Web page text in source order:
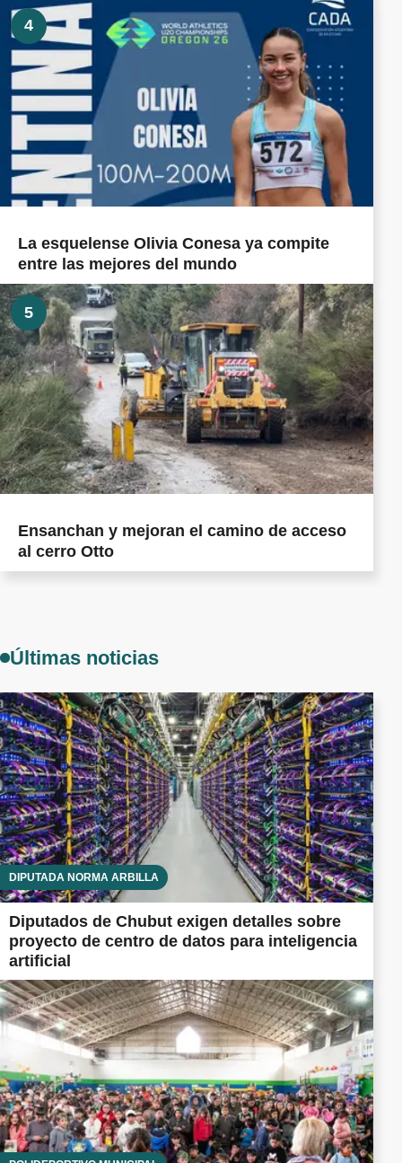
4
La esquelense Olivia Conesa ya compite
entre las mejores del mundo
5
Ensanchan y mejoran el camino de acceso
al cerro Otto
Últimas noticias
DIPUTADA NORMA ARBILLA
Diputados de Chubut exigen detalles sobre
proyecto de centro de datos para inteligencia
artificial